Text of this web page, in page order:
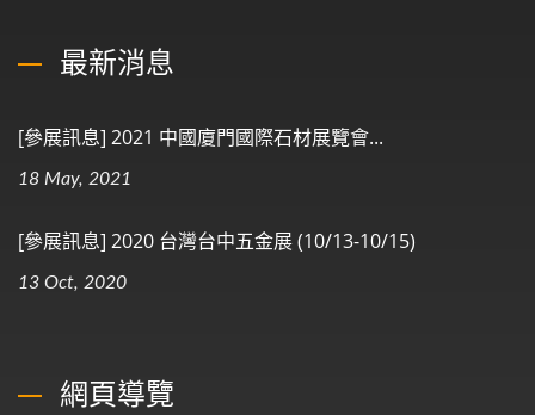
最新消息
[參展訊息] 2021 中國廈門國際石材展覽會...
18 May, 2021
[參展訊息] 2020 台灣台中五金展 (10/13-10/15)
13 Oct, 2020
網頁導覽